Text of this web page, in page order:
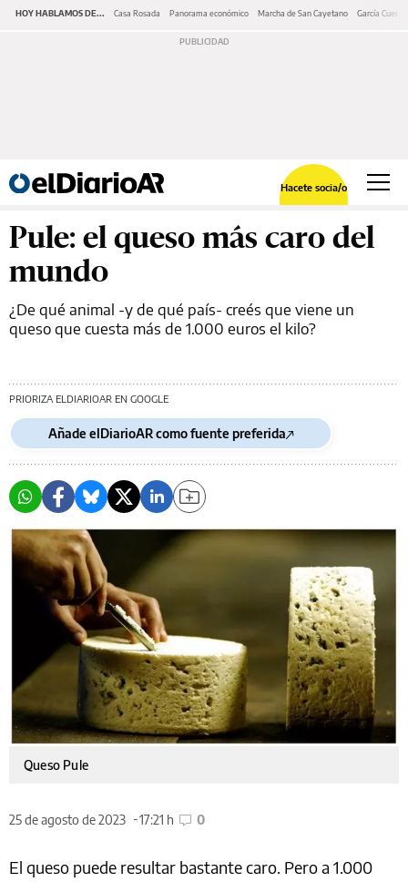
HOY HABLAMOS DE... Casa Rosada Panorama económico Marcha de San Cayetano García Cuerva
Hacete socia/o
Pule: el queso más caro del
mundo
¿De qué animal -y de qué país- creés que viene un
queso que cuesta más de 1.000 euros el kilo?
PRIORIZA ELDIARIOAR EN GOOGLE
Añade elDiarioAR como fuente preferida
Queso Pule
25 de agosto de 2023 17:21 h 0
El queso puede resultar bastante caro. Pero a 1.000